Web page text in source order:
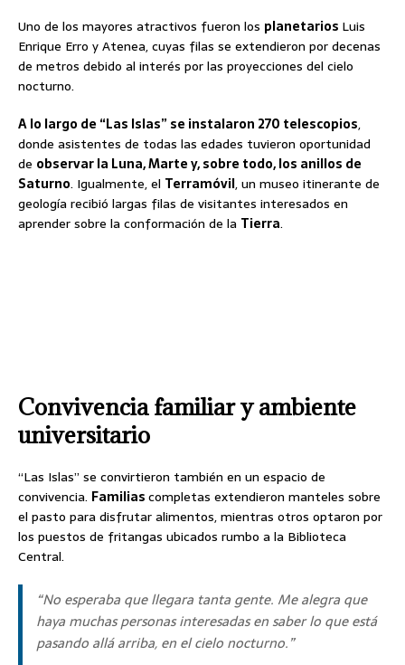
Uno de los mayores atractivos fueron los planetarios Luis
Enrique Erro y Atenea, cuyas filas se extendieron por decenas
de metros debido al interés por las proyecciones del cielo
nocturno.
A lo largo de “Las Islas” se instalaron 270 telescopios,
donde asistentes de todas las edades tuvieron oportunidad
de observar la Luna, Marte y, sobre todo, los anillos de
Saturno. Igualmente, el Terramóvil, un museo itinerante de
geología recibió largas filas de visitantes interesados en
aprender sobre la conformación de la Tierra.
Convivencia familiar y ambiente
universitario
“Las Islas” se convirtieron también en un espacio de
convivencia. Familiascompletas extendieron manteles sobre
el pasto para disfrutar alimentos, mientras otros optaron por
los puestos de fritangas ubicados rumbo a la Biblioteca
Central.
“No esperaba que llegara tanta gente. Me alegra que
haya muchas personas interesadas en saber lo que está
pasando allá arriba, en el cielo nocturno.”